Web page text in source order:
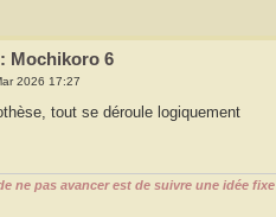
Mochikoro 6
2026 17:27
tout se déroule logiquement
ne pas avancer est de suivre une idée fixe